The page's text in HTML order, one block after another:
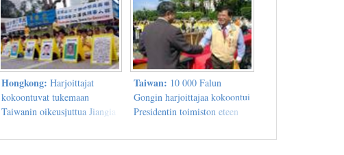
Kiinan mielipidevangin
ihmisyyttä vastaan Falun
Gongin harjoittajien
vainoamisesta Kiinassa
Hongkong: Harjoittajat
kokoontuvat tukemaan
Taiwanin oikeusjuttua Jiangia
Taiwan: 10 000 Falun
Gongin harjoittajaa kokoontui
Presidentin toimiston eteen
Zeminiä vastaan